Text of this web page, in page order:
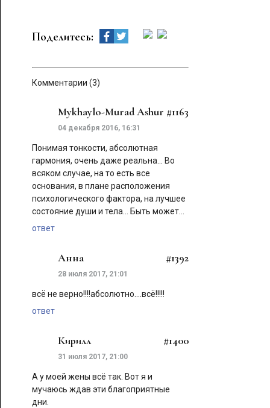
Поделитесь:
Комментарии (3)
Mykhaylo-Murad Ashur #1163
04 декабря 2016, 16:31
Понимая тонкости, абсолютная
гармония, очень даже реальна... Во
всяком случае, на то есть все
основания, в плане расположения
психологического фактора, на лучшее
состояние души и тела... Быть может...
ответ
Анна #1392
28 июля 2017, 21:01
всё не верно!!!!абсолютно....всё!!!!!
ответ
Кирилл #1400
31 июля 2017, 21:00
А у моей жены всё так. Вот я и
мучаюсь ждав эти благоприятные
дни.